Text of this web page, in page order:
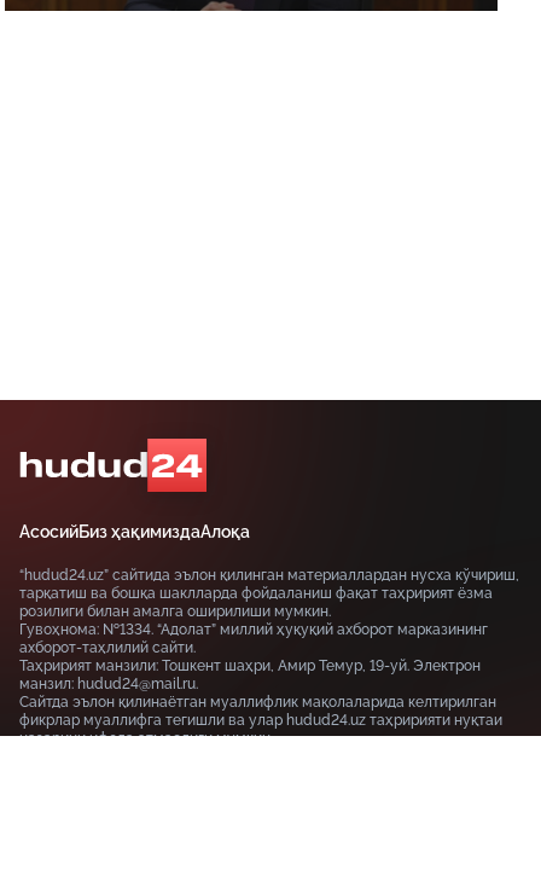
АсосийБиз ҳақимиздаАлоқа
“hudud24.uz” сайтида эълон қилинган материаллардан нусха кўчириш,
тарқатиш ва бошқа шаклларда фойдаланиш фақат таҳририят ёзма
розилиги билан амалга оширилиши мумкин.
Гувоҳнома: №1334. “Адолат” миллий ҳуқуқий ахборот марказининг
ахборот-таҳлилий сайти.
Таҳририят манзили: Тошкент шаҳри, Амир Темур, 19-уй. Электрон
манзил: hudud24@mail.ru.
Сайтда эълон қилинаётган муаллифлик мақолаларида келтирилган
фикрлар муаллифга тегишли ва улар hudud24.uz таҳририяти нуқтаи
назарини ифода этмаслиги мумкин.